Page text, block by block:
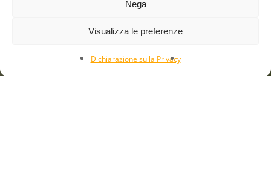
Nega
Visualizza le preferenze
Dichiarazione sulla Privacy